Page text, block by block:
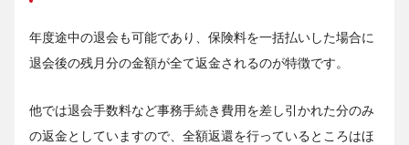
年度途中の退会も可能であり、保険料を一括払いした場合に
退会後の残月分の金額が全て返金されるのが特徴です。
他では退会手数料など事務手続き費用を差し引かれた分のみ
の返金としていますので、全額返還を行っているところはほ